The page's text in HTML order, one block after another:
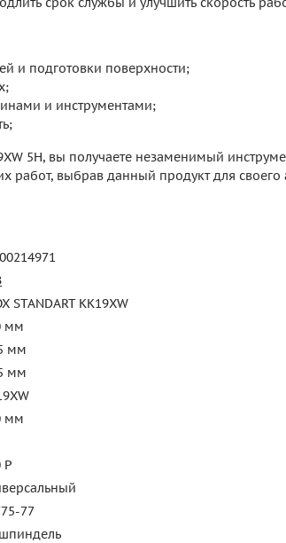
и подготовки поверхности;
и инструментами;
5H, вы получаете незаменимый
работ, выбрав данный продукт для своего
STANDART KK19XW
мм
мм
мм
мм
P
77